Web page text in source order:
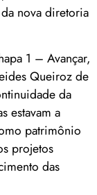
nova diretoria
1 – Avançar,
Queiroz de
da
estavam a
patrimônio
projetos
das